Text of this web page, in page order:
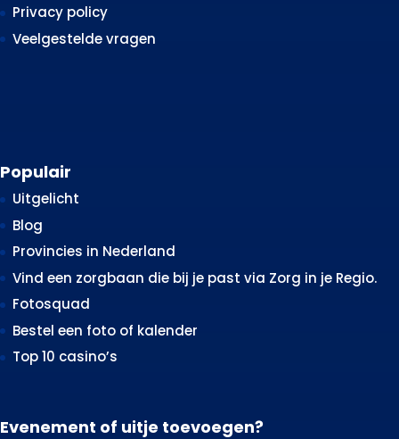
Privacy policy
Veelgestelde vragen
Populair
Uitgelicht
Blog
Provincies in Nederland
Vind een zorgbaan die bij je past via Zorg in je Regio.
Fotosquad
Bestel een foto of kalender
Top 10 casino’s
Evenement of uitje toevoegen?